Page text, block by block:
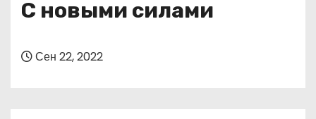
С новыми силами
Сен 22, 2022